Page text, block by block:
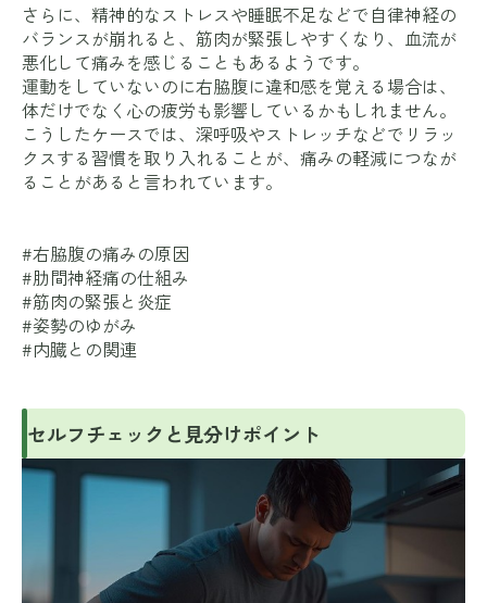
さらに、精神的なストレスや睡眠不足などで自律神経の
バランスが崩れると、筋肉が緊張しやすくなり、血流が
悪化して痛みを感じることもあるようです。
運動をしていないのに右脇腹に違和感を覚える場合は、
体だけでなく心の疲労も影響しているかもしれません。
こうしたケースでは、深呼吸やストレッチなどでリラッ
クスする習慣を取り入れることが、痛みの軽減につなが
ることがあると言われています。
#右脇腹の痛みの原因
#肋間神経痛の仕組み
#筋肉の緊張と炎症
#姿勢のゆがみ
#内臓との関連
セルフチェックと見分けポイント